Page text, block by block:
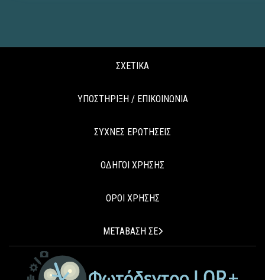
ΣΧΕΤΙΚΑ
ΥΠΟΣΤΗΡΙΞΗ / ΕΠΙΚΟΙΝΩΝΙΑ
ΣΥΧΝΕΣ ΕΡΩΤΗΣΕΙΣ
ΟΔΗΓΟΙ ΧΡΗΣΗΣ
ΟΡΟΙ ΧΡΗΣΗΣ
ΜΕΤΑΒΑΣΗ ΣΕ